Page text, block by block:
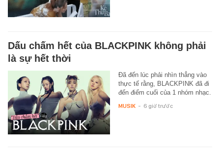
Dấu chấm hết của BLACKPINK không phải
là sự hết thời
Đã đến lúc phải nhìn thẳng vào
thực tế rằng, BLACKPINK đã đi
đến điểm cuối của 1 nhóm nhạc.
MUSIK - 6 giờ trước